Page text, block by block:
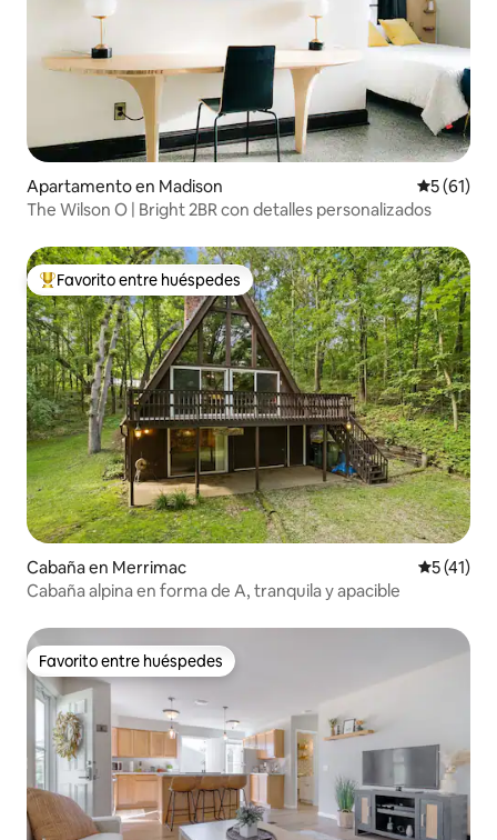
Apartamento en Madison
5 (61)
The Wilson O | Bright 2BR con detalles personalizados
Favorito entre huéspedes preferido
Favorito entre huéspedes
Cabaña en Merrimac
5 (41)
Cabaña alpina en forma de A, tranquila y apacible
Favorito entre huéspedes
Favorito entre huéspedes